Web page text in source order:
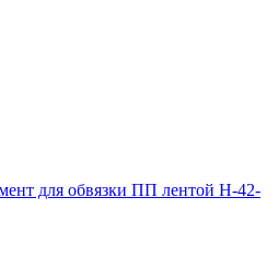
для обвязки ПП лентой H-42-